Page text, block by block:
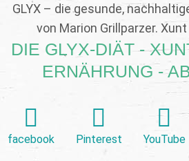
GLYX – die gesunde,
von Marion Grillparzer.
DIE GLYX-DIÄT -
ERNÄHRUNG -
facebook Pinterest YouTube